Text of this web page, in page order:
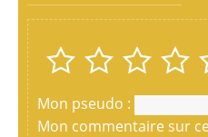
Mon pseudo :
Mon commentaire sur